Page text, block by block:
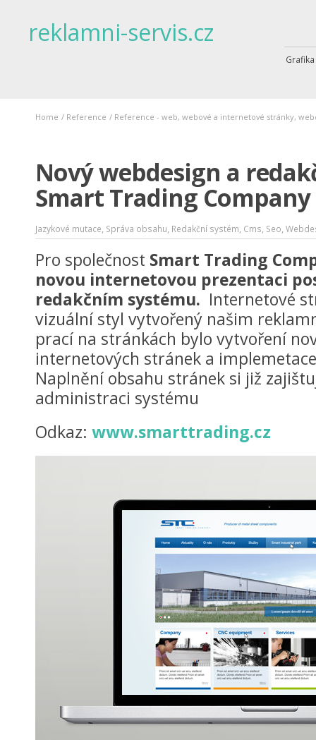
reklamni-servis.cz
Grafika
Home / Reference / Reference - web, webové a internetové stránky,
Nový webdesign a
Smart Trading Company
Jazykové mutace, Správa obsahu, Redakční systém, Cms, Seo,
Pro společnost Smart Trading
novou internetovou prezentaci
redakčním systému. Internetové
vizuální styl vytvořený našim
prací na stránkách bylo vytvoření
internetových stránek a
Naplnění obsahu stránek si již
administraci systému
Odkaz: www.smarttrading.cz